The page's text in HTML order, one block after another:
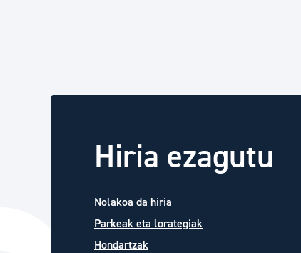
Hiria ezagutu
Nolakoa da hiria
Parkeak eta lorategiak
Hondartzak